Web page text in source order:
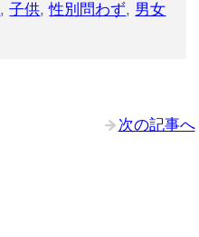
,子供,性別問わず, 男女
次の記事へ